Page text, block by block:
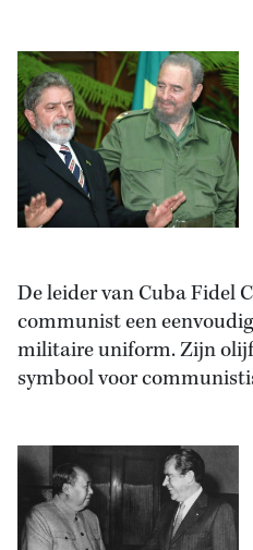
De leider van Cuba Fidel
communist een
militaire uniform. Zijn
symbool voor